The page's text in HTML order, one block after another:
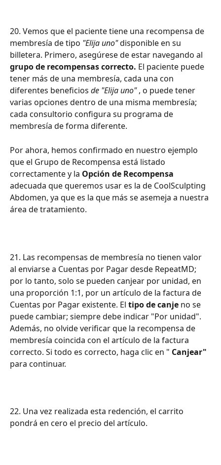
20. Vemos que el paciente tiene una recompensa de
membresía de tipo "Elija uno" disponible en su
billetera. Primero, asegúrese de estar navegando al
grupo de recompensas correcto. El paciente puede
tener más de una membresía, cada una con
diferentes beneficios de "Elija uno" , o puede tener
varias opciones dentro de una misma membresía;
cada consultorio configura su programa de
membresía de forma diferente.
Por ahora, hemos confirmado en nuestro ejemplo
que el Grupo de Recompensa está listado
correctamente y la Opción de Recompensa
adecuada que queremos usar es la de CoolSculpting
Abdomen, ya que es la que más se asemeja a nuestra
área de tratamiento.
21. Las recompensas de membresía no tienen valor
al enviarse a Cuentas por Pagar desde RepeatMD;
por lo tanto, solo se pueden canjear por unidad, en
una proporción 1:1, por un artículo de la factura de
Cuentas por Pagar existente. El tipo de canje no se
puede cambiar; siempre debe indicar "Por unidad".
Además, no olvide verificar que la recompensa de
membresía coincida con el artículo de la factura
correcto. Si todo es correcto, haga clic en " Canjear"
para continuar.
22. Una vez realizada esta redención, el carrito
pondrá en cero el precio del artículo.